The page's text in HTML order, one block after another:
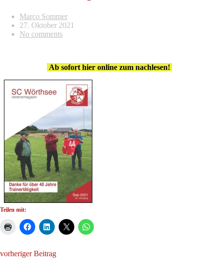
Marco Sommer
27. Oktober 2021
No comments
Ab sofort hier online zum nachlesen!
Teilen mit:
vorheriger Beitrag